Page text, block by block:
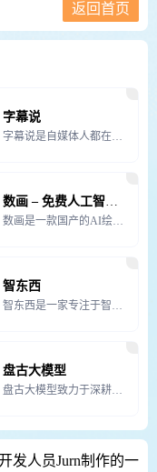
返回首页
字幕说
字幕说是自媒体人都在用的在线语音合成、字幕及视频生成工具，制作视频无需出镜，免费在线配音且提供同步字
数画 – 免费人工智能AI绘画网站
数画是一款国产的AI绘画生成软件，它支持用户上传自己的图片作为参考，同时提供多种绘画风格和艺术画家模
智东西
智东西是一家专注于智能行业的媒体平台，被认为是智能行业的第一媒体。它主要以商业报道、行研报告、线上社
盘古大模型
盘古大模型致力于深耕行业，打造金融、政务、制造、矿山、气象、铁路等领域行业大模型和能力集，将行业知识
发人员Jurn制作的一